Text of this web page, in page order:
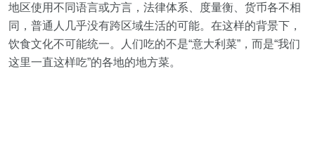
地区使用不同语言或方言，法律体系、度量衡、货币各不相
同，普通人几乎没有跨区域生活的可能。在这样的背景下，
饮食文化不可能统一。人们吃的不是“意大利菜”，而是“我们
这里一直这样吃”的各地的地方菜。